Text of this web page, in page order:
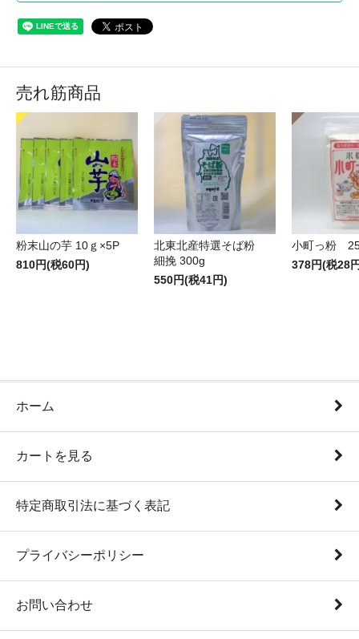
売れ筋商品
粉末山の芋 10ｇ×5P
810円(税60円)
北東北産特選そば粉
細挽 300g
550円(税41円)
小町っ粉
378円(税28
ホーム
カートを見る
特定商取引法に基づく表記
プライバシーポリシー
お問い合わせ